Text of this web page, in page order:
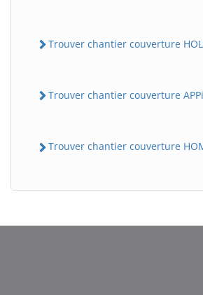
Trouver chantier couverture
Trouver chantier couverture
Trouver chantier couverture
B BatiWebPro